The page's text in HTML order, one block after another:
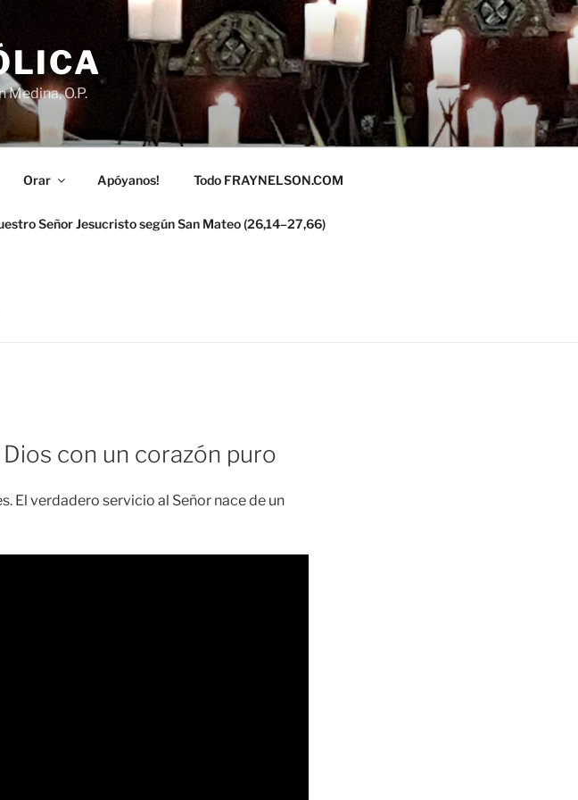
O.P.
Orar Apóyanos! Todo FRAYNELSON.COM
Señor Jesucristo según San Mateo (26,14–27,66)
con un corazón puro
El verdadero servicio al Señor nace de un